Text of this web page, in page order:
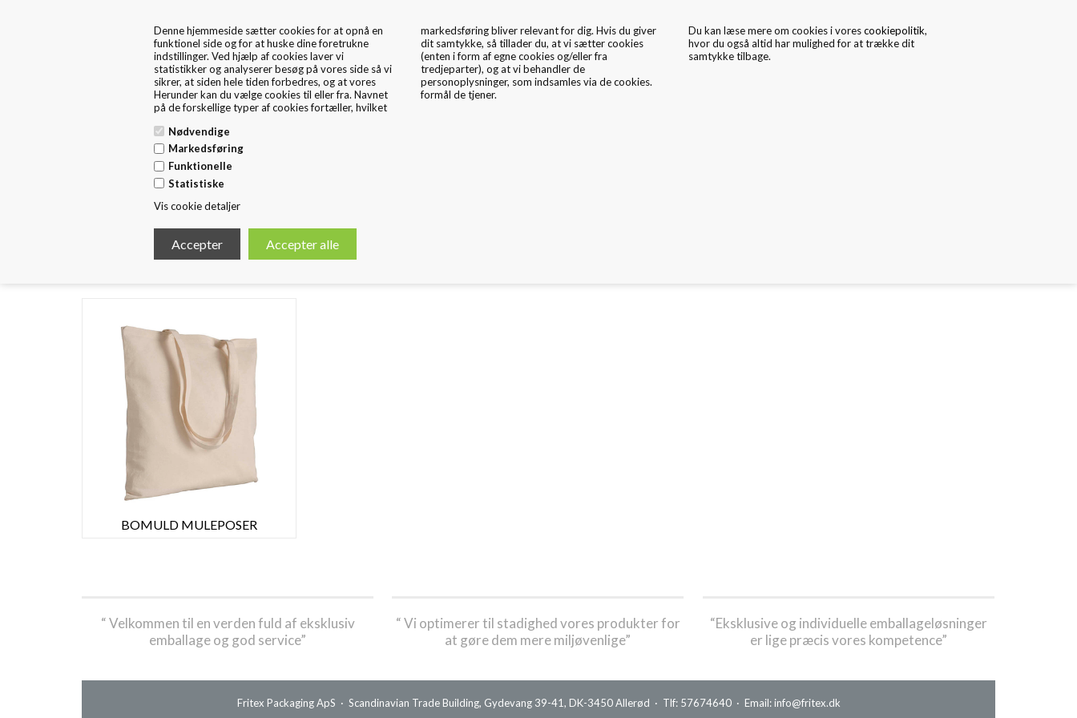
Denne hjemmeside sætter cookies for at opnå en
funktionel side og for at huske dine foretrukne
indstillinger. Ved hjælp af cookies laver vi
statistikker og analyserer besøg på vores side så vi
sikrer, at siden hele tiden forbedres, og at vores
markedsføring bliver relevant for dig. Hvis du giver
dit samtykke, så tillader du, at vi sætter cookies
(enten i form af egne cookies og/eller fra
tredjeparter), og at vi behandler de
personoplysninger, som indsamles via de cookies.
Du kan læse mere om cookies i vorescookiepolitik,
hvor du også altid har mulighed for at trække dit
samtykke tilbage.
Herunder kan du vælge cookies til eller fra. Navnet
på de forskellige typer af cookies fortæller, hvilket
formål de tjener.
Nødvendige
Markedsføring
Funktionelle
Statistiske
Vis cookie detaljer
FRA 1. MAJ ER FRITEX PACKAGING EN DEL AF HUSTED
Forside Standard Emballage
Shopper Tasker Muleposer
Med stofposer har du mulighed for at signalerer miljøbevidsthed og skåne miljøet for rigtig mange bæreposer.
Vælg mellem non woven og bomuld i flere forskellige modeller, størrelser og farver
Perfekt som miljømæssigt statement
BOMULD MULEPOSER
“ Velkommen til en verden fuld af eksklusiv
emballage og god service”
“ Vi optimerer til stadighed vores produkter for
at gøre dem mere miljøvenlige”
“Eksklusive og individuelle emballageløsninger
er lige præcis vores kompetence”
Fritex Packaging ApS · Scandinavian Trade Building, Gydevang 39-41, DK-3450 Allerød · Tlf: 57674640 · Email: info@fritex.dk